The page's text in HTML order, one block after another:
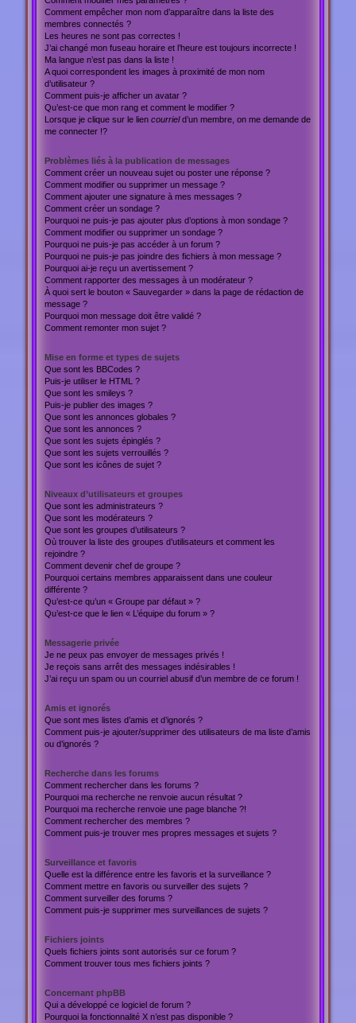
Comment empêcher mon nom d’apparaître dans la liste des
membres connectés ?
Les heures ne sont pas correctes !
J’ai changé mon fuseau horaire et l’heure est toujours incorrecte !
Ma langue n’est pas dans la liste !
A quoi correspondent les images à proximité de mon nom
d’utilisateur ?
Comment puis-je afficher un avatar ?
Qu’est-ce que mon rang et comment le modifier ?
Lorsque je clique sur le lien courrield’un membre, on me demande de
me connecter !?
Problèmes liés à la publication de messages
Comment créer un nouveau sujet ou poster une réponse ?
Comment modifier ou supprimer un message ?
Comment ajouter une signature à mes messages ?
Comment créer un sondage ?
Pourquoi ne puis-je pas ajouter plus d’options à mon sondage ?
Comment modifier ou supprimer un sondage ?
Pourquoi ne puis-je pas accéder à un forum ?
Pourquoi ne puis-je pas joindre des fichiers à mon message ?
Pourquoi ai-je reçu un avertissement ?
Comment rapporter des messages à un modérateur ?
À quoi sert le bouton « Sauvegarder » dans la page de rédaction de
message ?
Pourquoi mon message doit être validé ?
Comment remonter mon sujet ?
Mise en forme et types de sujets
Que sont les BBCodes ?
Puis-je utiliser le HTML ?
Que sont les smileys ?
Puis-je publier des images ?
Que sont les annonces globales ?
Que sont les annonces ?
Que sont les sujets épinglés ?
Que sont les sujets verrouillés ?
Que sont les icônes de sujet ?
Niveaux d’utilisateurs et groupes
Que sont les administrateurs ?
Que sont les modérateurs ?
Que sont les groupes d’utilisateurs ?
Où trouver la liste des groupes d’utilisateurs et comment les
rejoindre ?
Comment devenir chef de groupe ?
Pourquoi certains membres apparaissent dans une couleur
différente ?
Qu’est-ce qu’un « Groupe par défaut » ?
Qu’est-ce que le lien « L’équipe du forum » ?
Messagerie privée
Je ne peux pas envoyer de messages privés !
Je reçois sans arrêt des messages indésirables !
J’ai reçu un spam ou un courriel abusif d’un membre de ce forum !
Amis et ignorés
Que sont mes listes d’amis et d’ignorés ?
Comment puis-je ajouter/supprimer des utilisateurs de ma liste d’amis
ou d’ignorés ?
Recherche dans les forums
Comment rechercher dans les forums ?
Pourquoi ma recherche ne renvoie aucun résultat ?
Pourquoi ma recherche renvoie une page blanche ?!
Comment rechercher des membres ?
Comment puis-je trouver mes propres messages et sujets ?
Surveillance et favoris
Quelle est la différence entre les favoris et la surveillance ?
Comment mettre en favoris ou surveiller des sujets ?
Comment surveiller des forums ?
Comment puis-je supprimer mes surveillances de sujets ?
Fichiers joints
Quels fichiers joints sont autorisés sur ce forum ?
Comment trouver tous mes fichiers joints ?
Concernant phpBB
Qui a développé ce logiciel de forum ?
Pourquoi la fonctionnalité X n’est pas disponible ?